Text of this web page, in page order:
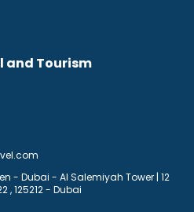
and Tourism
- Dubai - Al Salemiyah Tower | 12
, 125212 - Dubai